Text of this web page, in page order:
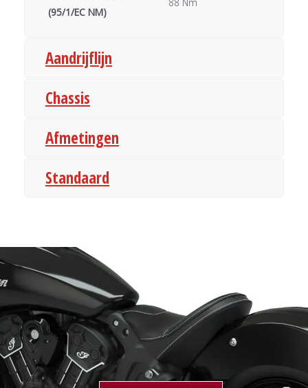
(95/1/EC NM)
Aandrijflijn
Chassis
Afmetingen
Standaard